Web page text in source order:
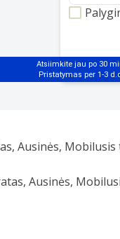
Atsiimkite jau po 30
Ausinės,